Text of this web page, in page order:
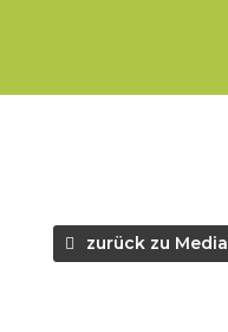
zurück zu Media